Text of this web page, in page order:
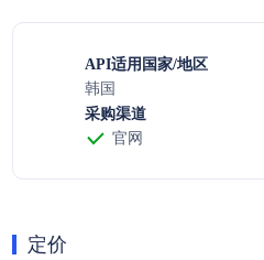
API适用国家/地区
韩国
采购渠道
官网
定价